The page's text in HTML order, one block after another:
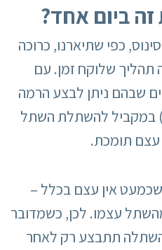
ביום אחד?
כפי שתיארנו, כרוכה
תהליך שלוקח זמן. עם
שבהם ניתן לבצע הרמה
במקביל להשתלת השתל
עצם תומכת.
אין עצם בכלל –
עצמו. לכן, כשמדובר
תתבצע רק לאחר